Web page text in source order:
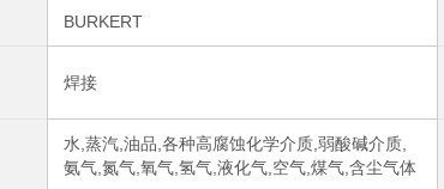
BURKERT
焊接
水,蒸汽,油品,各种高腐蚀化学介质,弱酸碱介质,
氨气,氮气,氧气,氢气,液化气,空气,煤气,含尘气体